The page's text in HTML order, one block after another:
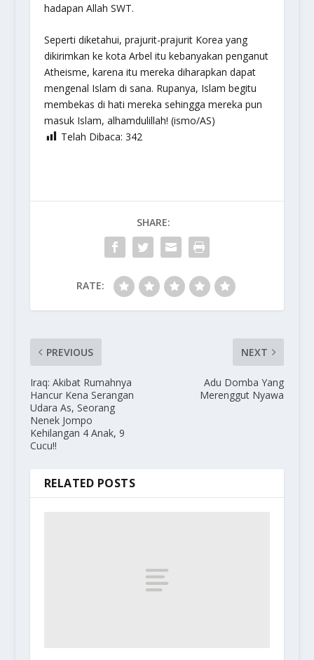
hadapan Allah SWT.
Seperti diketahui, prajurit-prajurit Korea yang
dikirimkan ke kota Arbel itu kebanyakan penganut
Atheisme, karena itu mereka diharapkan dapat
mengenal Islam di sana. Rupanya, Islam begitu
membekas di hati mereka sehingga mereka pun
masuk Islam, alhamdulillah! (ismo/AS)
Telah Dibaca: 342
SHARE:
RATE:
PREVIOUS
Iraq: Akibat Rumahnya
Hancur Kena Serangan
Udara As, Seorang
Nenek Jompo
Kehilangan 4 Anak, 9
Cucu!!
NEXT
Adu Domba Yang
Merenggut Nyawa
RELATED POSTS